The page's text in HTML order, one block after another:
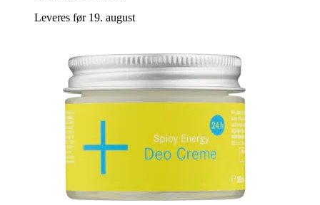
Leveres før 19. august